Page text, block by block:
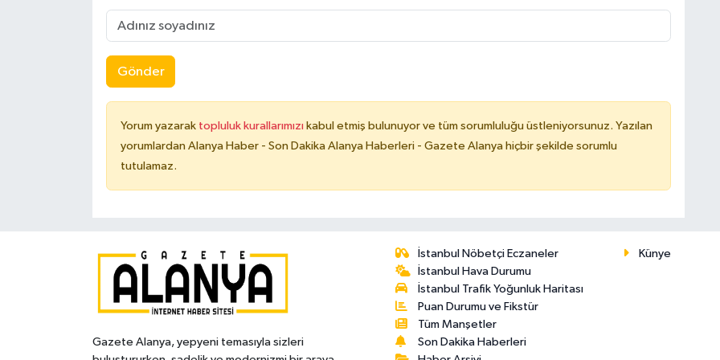
Gönder
Yorum yazarak topluluk kurallarımızı kabul etmiş bulunuyor ve tüm sorumluluğu üstleniyorsunuz. Yazılan
yorumlardan Alanya Haber - Son Dakika Alanya Haberleri - Gazete Alanya hiçbir şekilde sorumlu
tutulamaz.
Gazete Alanya, yepyeni temasıyla sizleri
İstanbul Nöbetçi Eczaneler
İstanbul Hava Durumu
İstanbul Trafik Yoğunluk Haritası
Puan Durumu ve Fikstür
Tüm Manşetler
Son Dakika Haberleri
Künye